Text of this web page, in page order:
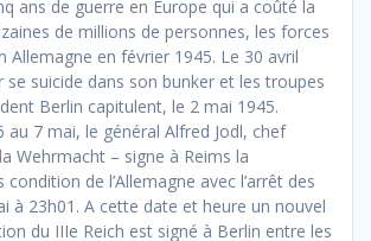
ans de guerre en Europe qui a coûté la
de millions de personnes, les forces
Allemagne en février 1945. Le 30 avril
se suicide dans son bunker et les troupes
Berlin capitulent, le 2 mai 1945.
au 7 mai, le général Alfred Jodl, chef
Wehrmacht – signe à Reims la
de l’Allemagne avec l’arrêt des
à 23h01. A cette date et heure un nouvel
du IIIe Reich est signé à Berlin entre les